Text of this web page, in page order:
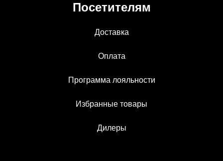
Посетителям
Доставка
Оплата
Программа лояльности
Избранные товары
Дилеры